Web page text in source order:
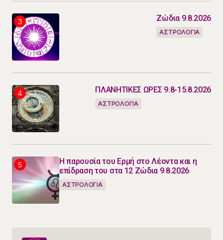
Ζώδια 9.8.2026
ΑΣΤΡΟΛΟΓΙΑ
ΠΛΑΝΗΤΙΚΕΣ ΩΡΕΣ 9.8-15.8.2026
ΑΣΤΡΟΛΟΓΙΑ
Η παρουσία του Ερμή στο Λέοντα και η
επίδραση του στα 12 Ζώδια 9.8.2026
ΑΣΤΡΟΛΟΓΙΑ